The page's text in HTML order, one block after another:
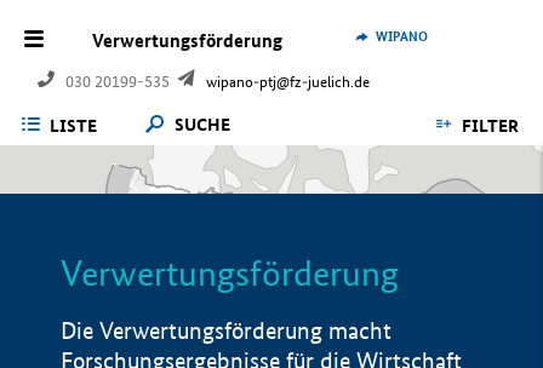
Verwertungsförderung
030 20199-535 wipano-ptj@fz-juelich.de
WIPANO
LISTE SUCHE FILTER
Verwertungsförderung
Die Verwertungsförderung macht
Forschungsergebnisse für die Wirtschaft